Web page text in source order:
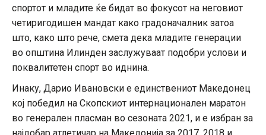
спортот и младите ќе бидат во фокусот на неговиот
четиригодишен мандат како градоначалник затоа
што, како што рече, смета дека младите генерации
во општина Илинден заслужуваат подобри услови и
поквалитетен спорт во иднина.
Инаку, Дарио Ивановски е единствениот Македонец
кој победил на Скопскиот интернационален маратон
во генерален пласман во сезоната 2021, и е избран за